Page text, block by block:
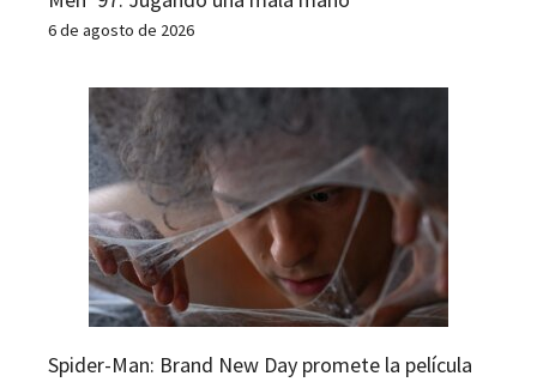
6 de agosto de 2026
Spider-Man: Brand New Day promete la película